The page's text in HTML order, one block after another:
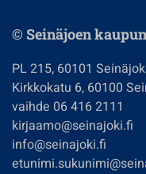
© Seinäjoen
PL 215, 60101
Kirkkokatu 6, 60100
vaihde 06 416 2111
kirjaamo@seinajoki.fi
info@seinajoki.fi